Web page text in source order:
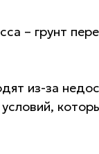
– грунт
из-за